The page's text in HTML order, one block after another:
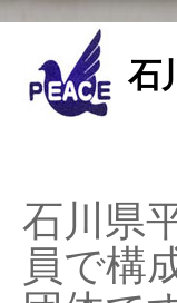
石
石川県
員で構